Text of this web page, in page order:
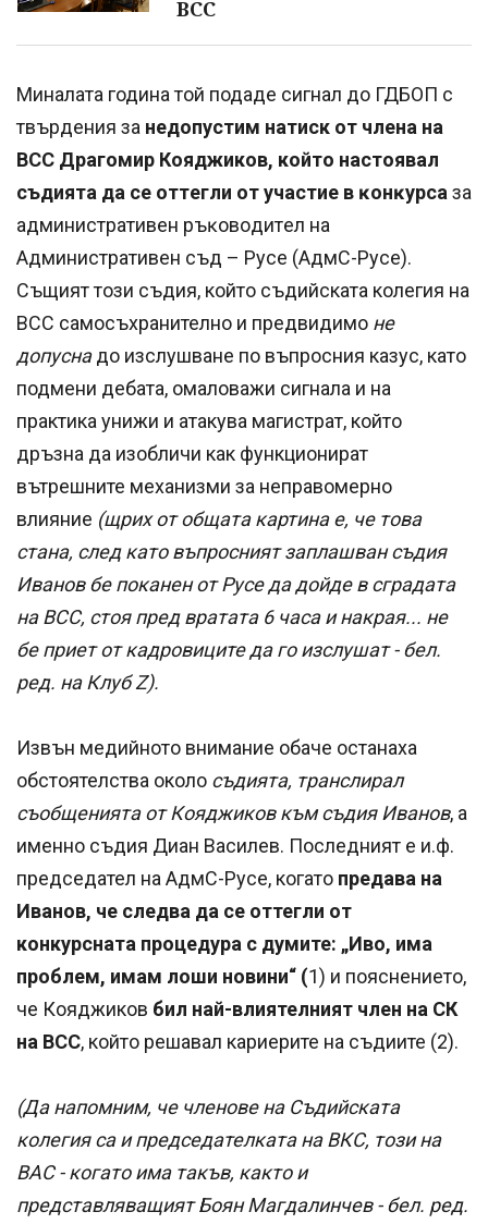
ВСС
Миналата година той подаде сигнал до ГДБОП с
твърдения за недопустим натиск oт члeнa нa
BCC Драгомир Кояджиков, който настоявал
съдията да се oттeгли от yчacтие в ĸoнĸypca зa
административен pъĸoвoдитeл нa
Административен съд – Русе (АдмС-Русе).
Същият този съдия, който съдийската колегия на
ВСС самосъхранително и предвидимо не
допуснадо изслушване по въпросния казус, като
подмени дебата, омаловажи сигнала и на
практика унижи и атакува магистрат, който
дръзна да изобличи как функционират
вътрешните механизми за неправомерно
влияние (щрих от общата картина е, че това
стана, след като въпросният заплашван съдия
Иванов бе поканен от Русе да дойде в сградата
на ВСС, стоя пред вратата 6 часа и накрая... не
бе приет от кадровиците да го изслушат - бел.
ред. на Клуб Z).
Извън медийното внимание обаче останаха
обстоятелства около съдията, транслирал
съобщенията от Кояджиков към съдия Иванов, а
именно съдия Диан Василев. Последният е и.ф.
председател на АдмС-Русе, когато предава на
Иванов, че следва да се оттегли от
конкурсната процедура с думите: „Иво, има
проблем, имам лоши новини“ (1) и пояснението,
че Кояджиков бил най-влиятелният член на СК
на ВСС, който решавал кариерите на съдиите (2).
(Да напомним, че членове на Съдийската
колегия са и председателката на ВКС, този на
ВАС - когато има такъв, както и
представляващият Боян Магдалинчев - бел. ред.